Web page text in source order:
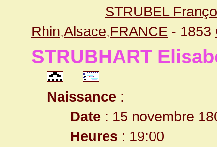
STRUBEL
Rhin,Alsace,FRANCE - 1853
STRUBHART
Naissance :
Date : 15 novembre
Heures : 19:00